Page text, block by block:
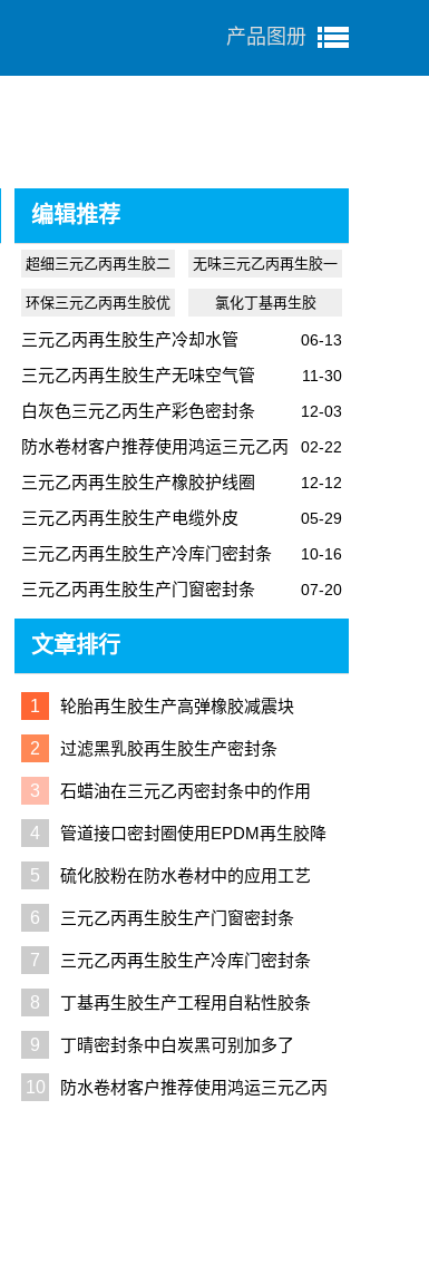
产品图册
编辑推荐
超细三元乙丙再生胶二
无味三元乙丙再生胶一
级
环保三元乙丙再生胶优
级
氯化丁基再生胶
06-13
三元乙丙再生胶生产冷却水管
11-30
三元乙丙再生胶生产无味空气管
12-03
白灰色三元乙丙生产彩色密封条
02-22
防水卷材客户推荐使用鸿运三元乙丙
再生胶
12-12
三元乙丙再生胶生产橡胶护线圈
05-29
三元乙丙再生胶生产电缆外皮
10-16
三元乙丙再生胶生产冷库门密封条
07-20
三元乙丙再生胶生产门窗密封条
文章排行
1 轮胎再生胶生产高弹橡胶减震块
2 过滤黑乳胶再生胶生产密封条
3 石蜡油在三元乙丙密封条中的作用
4
管道接口密封圈使用EPDM再生胶降
低成本
5 硫化胶粉在防水卷材中的应用工艺
6 三元乙丙再生胶生产门窗密封条
7 三元乙丙再生胶生产冷库门密封条
8 丁基再生胶生产工程用自粘性胶条
9 丁晴密封条中白炭黑可别加多了
10
防水卷材客户推荐使用鸿运三元乙丙